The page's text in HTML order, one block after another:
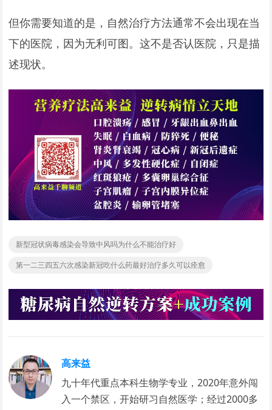
但你需要知道的是，自然治疗方法通常不会出现在当
下的医院，因为无利可图。这不是否认医院，只是描
述现状。
新型冠状病毒感染会导致中风吗为什么不能治疗好
第一二三四五六次感染新冠吃什么药最好治疗多久可以痊愈
高来益
九十年代重点本科生物学专业，2020年意外闯
入一个禁区，开始研习自然医学；经过2000多